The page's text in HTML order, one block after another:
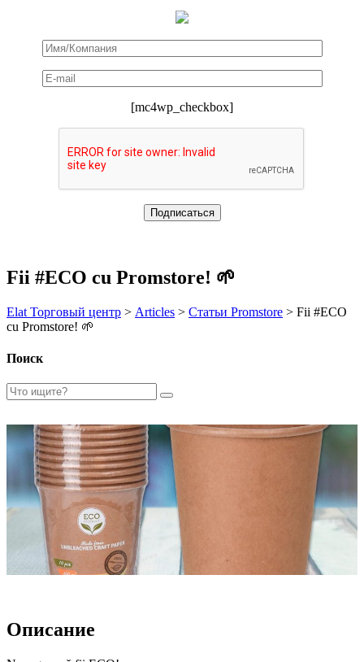
[mc4wp_checkbox]
Fii #ECO cu Promstore! 🌱
Elat Торговый центр > Articles > Статьи Promstore > Fii #ECO
cu Promstore! 🌱
Поиск
Описание